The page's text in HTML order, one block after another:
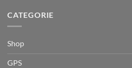
CATEGORIE
Shop
GPS